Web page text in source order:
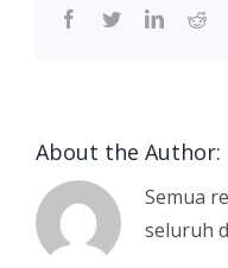
facebook
twitterlinkedin
About the Author:
Semua
seluruh